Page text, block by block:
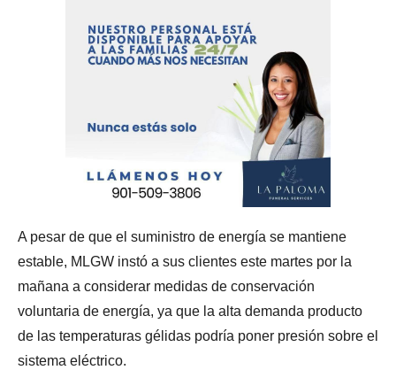
A pesar de que el suministro de energía se mantiene
estable, MLGW instó a sus clientes este martes por la
mañana a considerar medidas de conservación
voluntaria de energía, ya que la alta demanda producto
de las temperaturas gélidas podría poner presión sobre el
sistema eléctrico.